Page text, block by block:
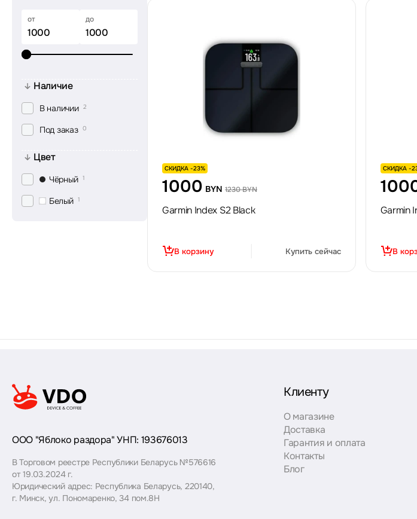
от до
Наличие
В наличии 2
Под заказ 0
Цвет
Чёрный 1
Белый 1
СКИДКА -23%
1000 BYN 1230 BYN
Garmin Index S2 Black
В корзину Купить сейчас
СКИДКА -
Garmin
В
ООО "Яблоко раздора" УНП: 193676013
В Торговом реестре Республики Беларусь №576616
от 19.03.2024 г.
Юридический адрес: Республика Беларусь, 220140,
г. Минск, ул. Пономаренко, 34 пом.8Н
Клиенту
О магазине
Доставка
Гарантия и оплата
Контакты
Блог